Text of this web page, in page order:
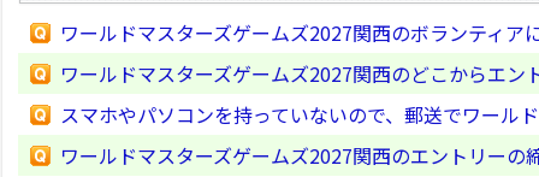
ワールドマスターズゲームズ2027関西のボランティア
ワールドマスターズゲームズ2027関西のどこからエン
スマホやパソコンを持っていないので、郵送でワール
ワールドマスターズゲームズ2027関西のエントリーの